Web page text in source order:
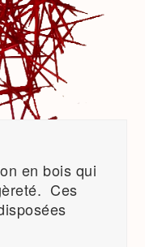
en bois qui
Ces